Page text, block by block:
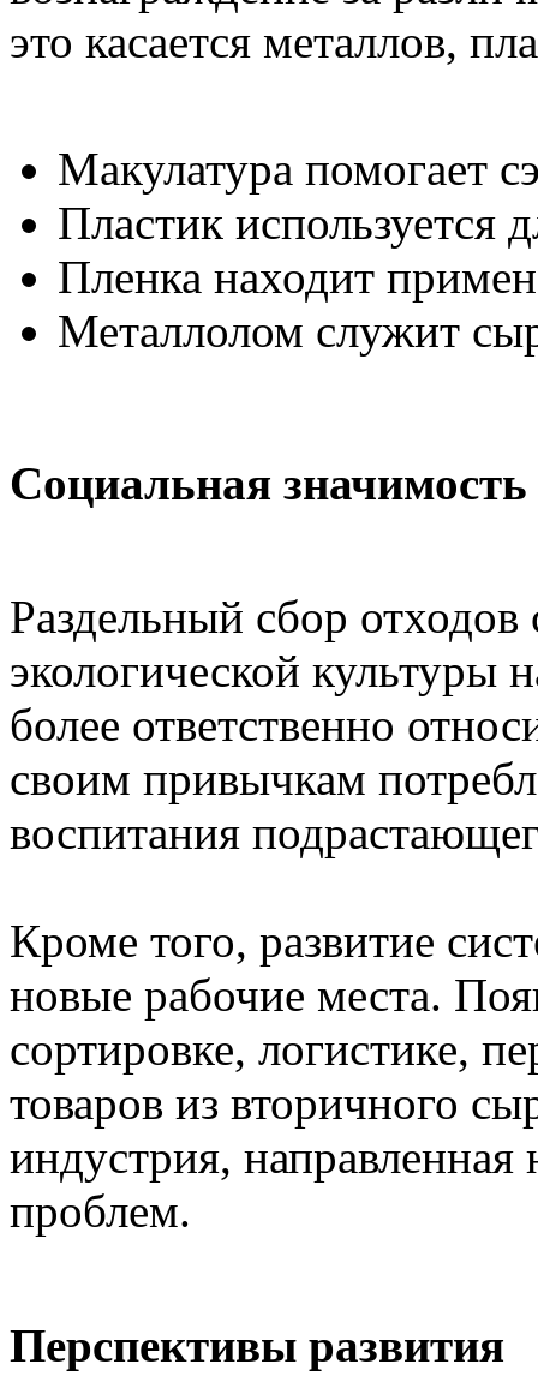
это касается металлов,
Макулатура помогает
Пластик используется
Пленка находит
Металлолом служит
Социальная значимость
Раздельный сбор
экологической культуры
более ответственно
своим привычкам
воспитания
Кроме того, развитие
новые рабочие места.
сортировке, логистике,
товаров из вторичного
индустрия,
проблем.
Перспективы развития